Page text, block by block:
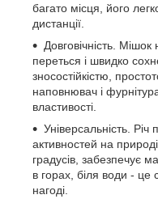
багато місця, його
дистанції.
Довговічність. Мішок
переться і швидко
зносостійкістю,
наповнювач і
властивості.
Універсальність.
активностей на
градусів, забезпечує
в горах, біля води - це
нагоді.